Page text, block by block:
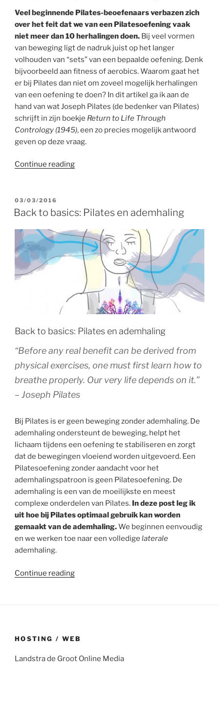
Veel beginnende Pilates-beoefenaars verbazen zich
over het feit dat we van een Pilatesoefening vaak
niet meer dan 10 herhalingen doen. Bij veel vormen
van beweging ligt de nadruk juist op het langer
volhouden van “sets” van een bepaalde oefening. Denk
bijvoorbeeld aan fitness of aerobics. Waarom gaat het
er bij Pilates dan niet om zoveel mogelijk herhalingen
van een oefening te doen? In dit artikel ga ik aan de
hand van wat Joseph Pilates (de bedenker van Pilates)
schrijft in zijn boekje Return to Life Through
Contrology (1945), een zo precies mogelijk antwoord
geven op deze vraag.
Continue reading“Less
doen
bij
Pilates
zo
weinig
herhalingen
van
oefening?”
POSTED
ON
03/03/2016
Back to basics: Pilates en ademhaling
Back to basics: Pilates en ademhaling
“Before any real benefit can be derived from
physical exercises, one must first learn how to
breathe properly. Our very life depends on it.”
– Joseph Pilates
Bij Pilates is er geen beweging zonder ademhaling. De
ademhaling ondersteunt de beweging, helpt het
lichaam tijdens een oefening te stabiliseren en zorgt
dat de bewegingen vloeiend worden uitgevoerd. Een
Pilatesoefening zonder aandacht voor het
ademhalingspatroon is geen Pilatesoefening. De
ademhaling is een van de moeilijkste en meest
complexe onderdelen van Pilates. In deze post leg ik
uit hoe bij Pilates optimaal gebruik kan worden
gemaakt van de ademhaling.We beginnen eenvoudig
en we werken toe naar een volledige laterale
ademhaling.
Continue reading“Back
HOSTING / WEB
Landstra de Groot Online Media